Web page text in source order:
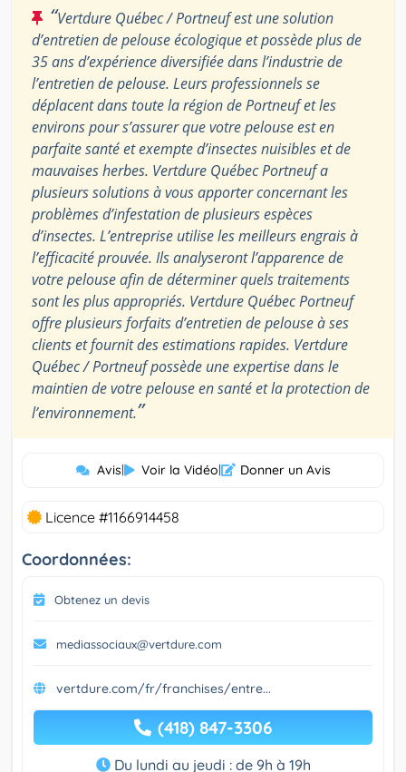
“Vertdure Québec / Portneuf est une solution
d’entretien de pelouse écologique et possède plus de
35 ans d’expérience diversifiée dans l’industrie de
l’entretien de pelouse. Leurs professionnels se
déplacent dans toute la région de Portneuf et les
environs pour s’assurer que votre pelouse est en
parfaite santé et exempte d’insectes nuisibles et de
mauvaises herbes. Vertdure Québec Portneuf a
plusieurs solutions à vous apporter concernant les
problèmes d’infestation de plusieurs espèces
d’insectes. L’entreprise utilise les meilleurs engrais à
l’efficacité prouvée. Ils analyseront l’apparence de
votre pelouse afin de déterminer quels traitements
sont les plus appropriés. Vertdure Québec Portneuf
offre plusieurs forfaits d’entretien de pelouse à ses
clients et fournit des estimations rapides. Vertdure
Québec / Portneuf possède une expertise dans le
maintien de votre pelouse en santé et la protection de
l’environnement.”
Avis| Voir la Vidéo| Donner un Avis
Licence #1166914458
Coordonnées:
Obtenez un devis
mediassociaux@vertdure.com
vertdure.com/fr/franchises/entre...
(418) 847-3306
Du lundi au jeudi : de 9h à 19h